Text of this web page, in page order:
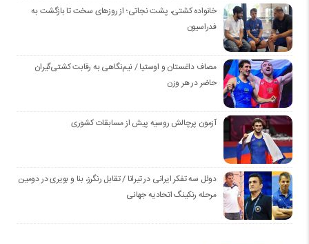
خانواده کشتی، پشت نجاتی؛ از روزهای سخت تا بازگشت به
فدراسیون
مصاف داغستان و اوستیا / نیم‌نگاهی به رقابت کشتی‌گیران
حاضر در هر وزن
آزمون پرچالش روسیه پیش از مسابقات کشوری
دوئل سه تفکر ایرانی در تیرانا / تقابل رنگرز، بنا و بویری در دومین
مرحله رنکینگ اتحادیه جهانی